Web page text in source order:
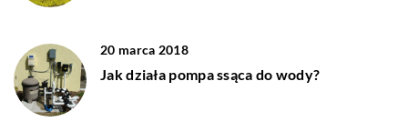
20 marca 2018
Jak działa pompa ssąca do wody?